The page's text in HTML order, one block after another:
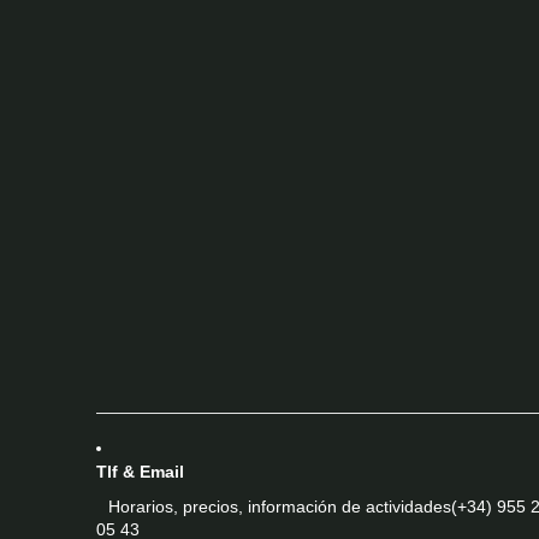
Tlf & Email
Horarios, precios, información de actividades(+34) 955
05 43